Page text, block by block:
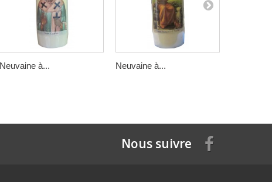
Neuvaine à... Neuvaine à...
Nous suivre